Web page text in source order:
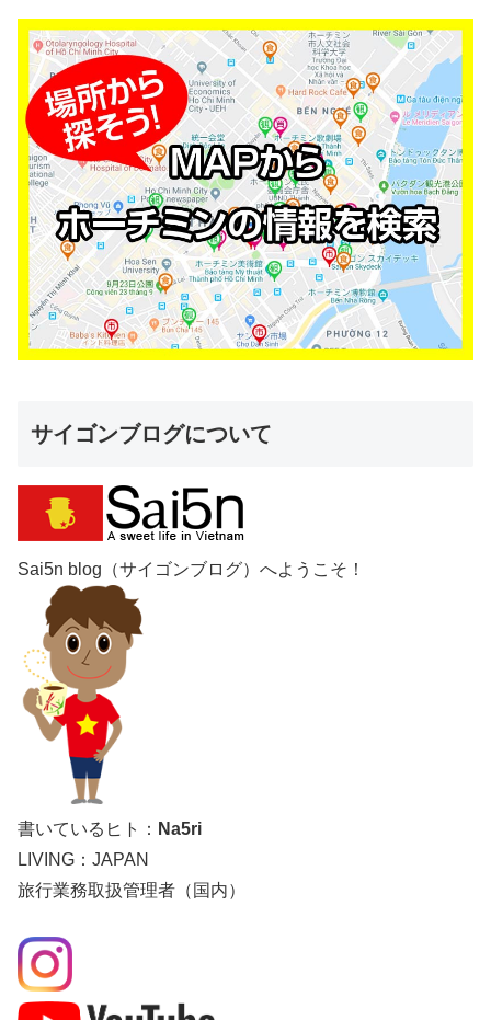
サイゴンブログについて
Sai5n blog（サイゴンブログ）へようこそ！
書いているヒト： Na5ri
LIVING：JAPAN
旅行業務取扱管理者（国内）